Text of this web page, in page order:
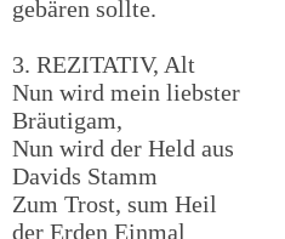
gebären sollte.
3. REZITATIV, Alt
Nun wird mein liebster
Bräutigam,
Nun wird der Held aus
Davids Stamm
Zum Trost, sum Heil
der Erden Einmal